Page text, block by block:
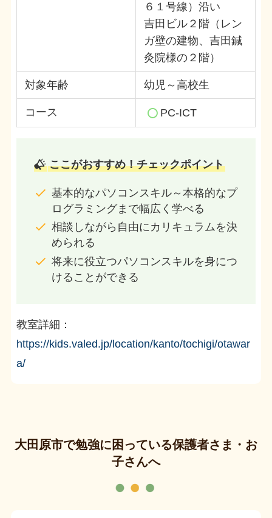
６１号線）沿い
吉田ビル２階（レン
ガ壁の建物、吉田鍼
灸院様の２階）
対象年齢 幼児～高校生
コース PC-ICT
ここがおすすめ！チェックポイント
基本的なパソコンスキル～本格的なプ
ログラミングまで幅広く学べる
相談しながら自由にカリキュラムを決
められる
将来に役立つパソコンスキルを身につ
けることができる
教室詳細：
https://kids.valed.jp/location/kanto/tochigi/otawar
a/
大田原市で勉強に困っている保護者さま・お
子さんへ